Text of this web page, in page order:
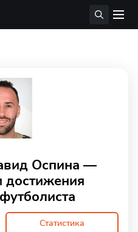
Оспина —
достижения
Статистика